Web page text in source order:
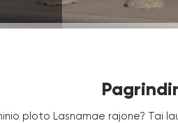
ploto Lasnamae rajone? Tai